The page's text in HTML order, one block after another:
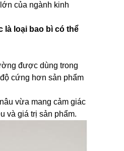
của ngành kinh
là loại bao bì có thể
được dùng trong
cứng hơn sản phẩm
vừa mang cảm giác
và giá trị sản phẩm.